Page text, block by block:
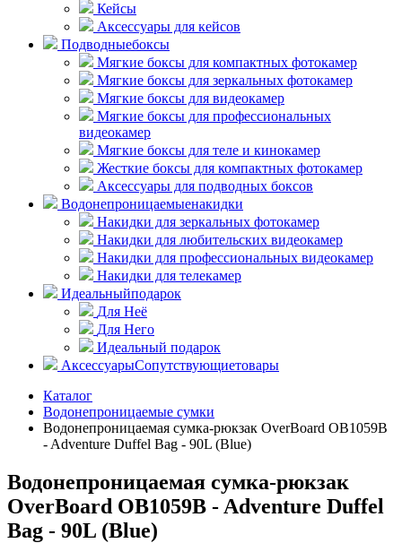
Кейсы
Аксессуары для кейсов
Подводныебоксы
Мягкие боксы для компактных фотокамер
Мягкие боксы для зеркальных фотокамер
Мягкие боксы для видеокамер
Мягкие боксы для профессиональных
видеокамер
Мягкие боксы для теле и кинокамер
Жесткие боксы для компактных фотокамер
Аксессуары для подводных боксов
Водонепроницаемыенакидки
Накидки для зеркальных фотокамер
Накидки для любительских видеокамер
Накидки для профессиональных видеокамер
Накидки для телекамер
Идеальныйподарок
Для Неё
Для Него
Идеальный подарок
АксессуарыСопутствующиетовары
Каталог
Водонепроницаемые сумки
Водонепроницаемая сумка-рюкзак OverBoard OB1059B
- Adventure Duffel Bag - 90L (Blue)
Водонепроницаемая сумка-рюкзак
OverBoard OB1059B - Adventure Duffel
Bag - 90L (Blue)